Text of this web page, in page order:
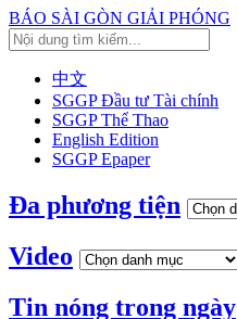
BÁO SÀI GÒN GIẢI PHÓNG
中文
SGGP Đầu tư Tài chính
SGGP Thể Thao
English Edition
SGGP Epaper
Đa phương tiện
Video
Tin nóng trong ngày